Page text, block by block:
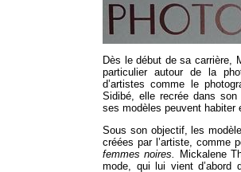
Dès le début de sa carrière,
particulier autour de la
d’artistes comme le
Sidibé, elle recrée dans
ses modèles peuvent habiter
Sous son objectif, les
créées par l’artiste, comme
femmes noires.
Mickalene
mode, qui lui vient d’abord